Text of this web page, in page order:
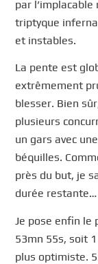
par l’implacable
triptyque
et instables.
La pente est
extrêmement
blesser. Bien
plusieurs
un gars avec
béquilles.
près du but, je
durée restante…
Je pose enfin le
53mn 55s, soit
plus optimiste.